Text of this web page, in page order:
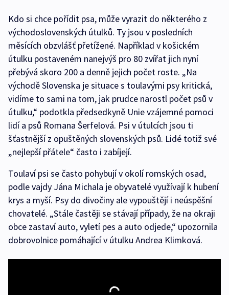
Kdo si chce pořídit psa, může vyrazit do některého z
východoslovenských útulků. Ty jsou v posledních
měsících obzvlášť přetížené. Například v košickém
útulku postaveném nanejvýš pro 80 zvířat jich nyní
přebývá skoro 200 a denně jejich počet roste. „Na
východě Slovenska je situace s toulavými psy kritická,
vidíme to sami na tom, jak prudce narostl počet psů v
útulku,“ podotkla předsedkyně Unie vzájemné pomoci
lidí a psů Romana Šerfelová. Psi v útulcích jsou ti
šťastnější z opuštěných slovenských psů. Lidé totiž své
„nejlepší přátele“ často i zabíjejí.
Toulaví psi se často pohybují v okolí romských osad,
podle vajdy Jána Michala je obyvatelé využívají k hubení
krys a myší. Psy do divočiny ale vypouštějí i neúspěšní
chovatelé. „Stále častěji se stávají případy, že na okraji
obce zastaví auto, vyletí pes a auto odjede,“ upozornila
dobrovolnice pomáhající v útulku Andrea Klimková.